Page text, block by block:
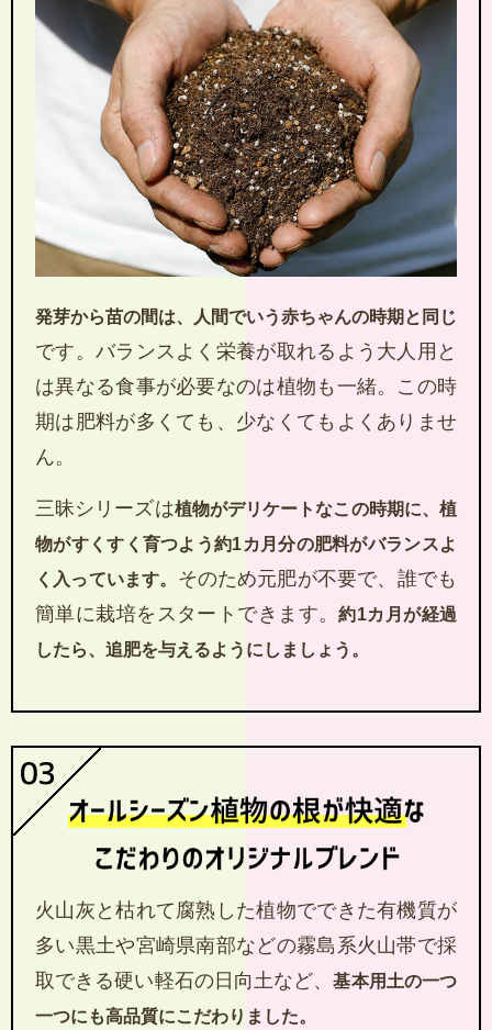
発芽から苗の間は、人間でいう赤ちゃんの時期と同じ
です。バランスよく栄養が取れるよう大人用と
は異なる食事が必要なのは植物も一緒。この時
期は肥料が多くても、少なくてもよくありませ
ん。
三昧シリーズは植物がデリケートなこの時期に、植
物がすくすく育つよう約1カ月分の肥料がバランスよ
く入っています。 そのため元肥が不要で、誰でも
簡単に栽培をスタートできます。約1カ月が経過
したら、追肥を与えるようにしましょう。
火山灰と枯れて腐熟した植物でできた有機質が
多い黒土や宮崎県南部などの霧島系火山帯で採
取できる硬い軽石の日向土など、基本用土の一つ
一つにも高品質にこだわりました。